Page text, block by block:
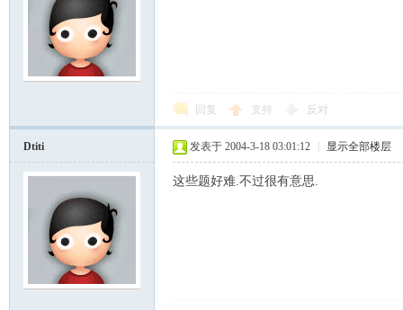
回复 支持 反对
Dtiti 发表于 2004-3-18 03:01:12 显示全部楼层
这些题好难.不过很有意思.